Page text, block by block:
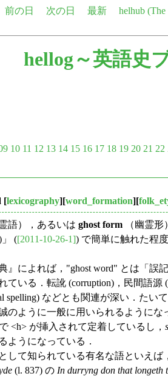
前の日 次の日 最新
helhub
hellog～英語史
10 11 12 13 14 15 16 17 18 19 20 21 22
[lexicography][word_formation][
語），あるいは ghost form （幽霊
([2011-10-26-1]) で簡単に触れた程
』によれば，"ghost word" とは「誤
ている．転訛 (corruption)，民間語源 (
spelling) などとも関連が深い．た
のように一般に用いられるようにな
<h> が挿入されて定着しているし，
ようになっている．
して知られている有名な語といえば
(l. 837) の In durryng don that longeth